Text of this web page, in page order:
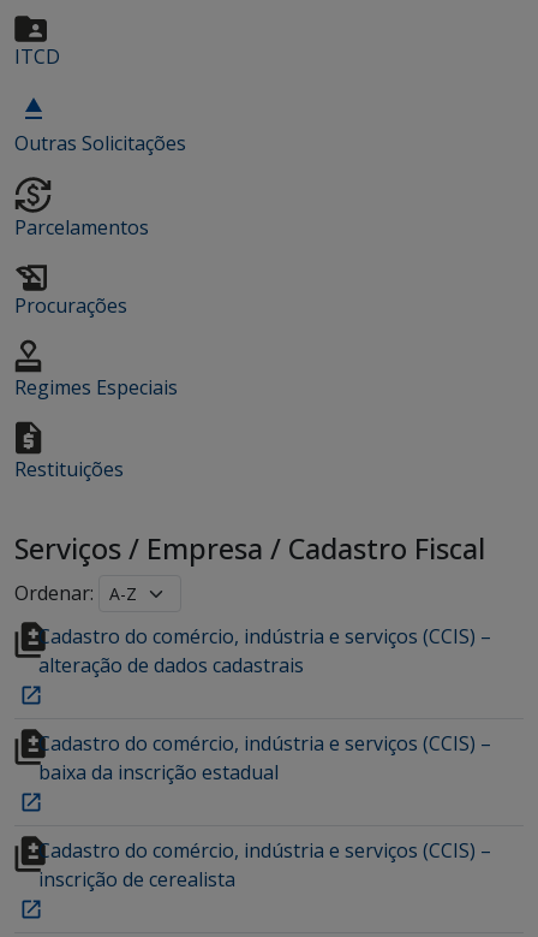
ITCD
Outras Solicitações
Parcelamentos
Procurações
Regimes Especiais
Restituições
Serviços/ Empresa / Cadastro Fiscal
Ordenar:
Cadastro do comércio, indústria e serviços (CCIS) –
alteração de dados cadastrais
Cadastro do comércio, indústria e serviços (CCIS) –
baixa da inscrição estadual
Cadastro do comércio, indústria e serviços (CCIS) –
inscrição de cerealista